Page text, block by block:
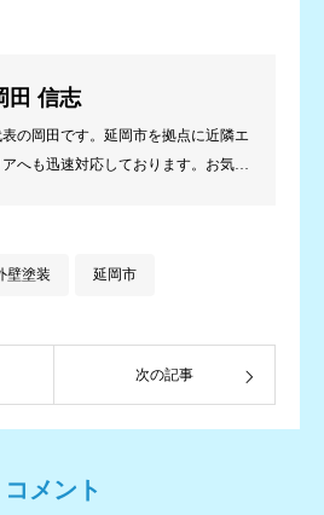
田 信志
の岡田です。延岡市を拠点に近隣エ
アへも迅速対応しております。お気軽
壁塗装 延岡市
次の記事
コメント